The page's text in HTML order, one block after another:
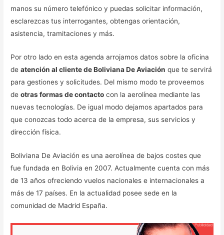
manos su número telefónico y puedas solicitar información,
esclarezcas tus interrogantes, obtengas orientación,
asistencia, tramitaciones y más.
Por otro lado en esta agenda arrojamos datos sobre la oficina
deatención al cliente de Boliviana De Aviación que te servirá
para gestiones y solicitudes. Del mismo modo te proveemos
deotras formas de contacto con la aerolínea mediante las
nuevas tecnologías. De igual modo dejamos apartados para
que conozcas todo acerca de la empresa, sus servicios y
dirección física.
Boliviana De Aviación es una aerolínea de bajos costes que
fue fundada en Bolivia en 2007. Actualmente cuenta con más
de 13 años ofreciendo vuelos nacionales e internacionales a
más de 17 países. En la actualidad posee sede en la
comunidad de Madrid España.